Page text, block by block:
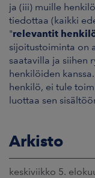
ja (iii) muille
tiedottaa (kaikki
"relevantit
sijoitustoiminta on
saatavilla ja siihen
henkilöiden
henkilö, ei tule
luottaa sen
Arkisto
keskiviikko 5.